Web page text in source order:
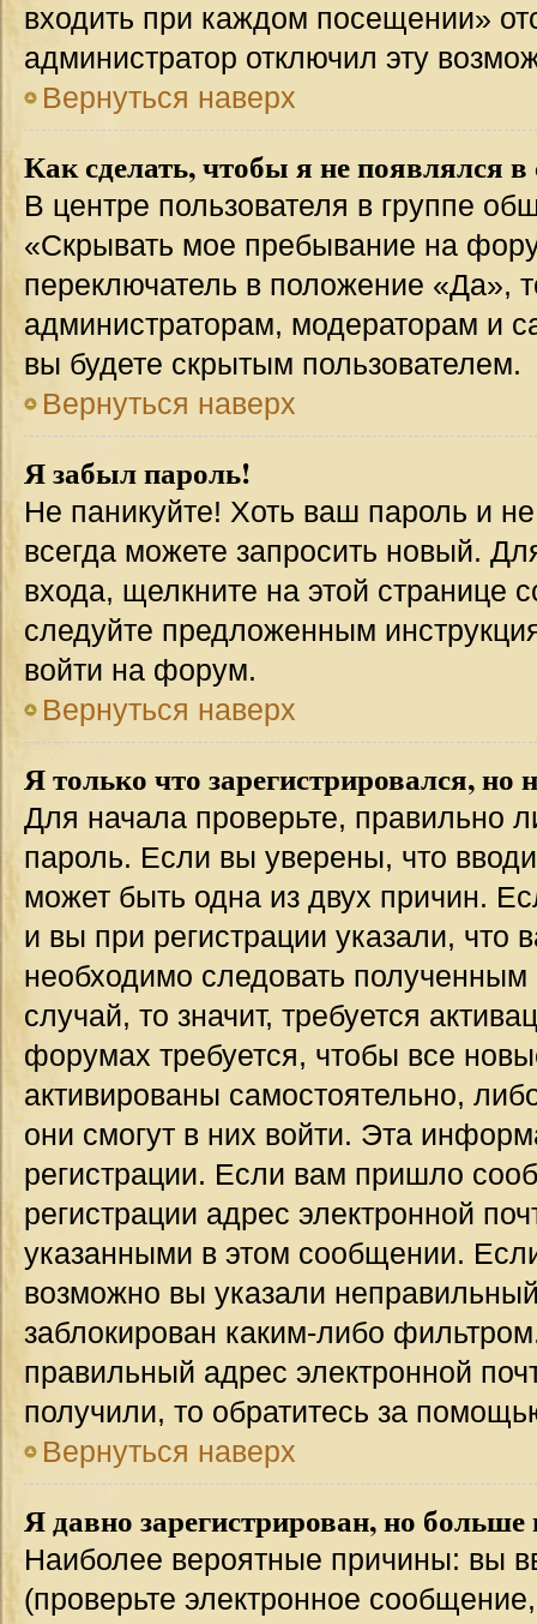
входить при каждом посещении»
администратор отключил эту
Вернуться наверх
Как сделать, чтобы я не появлялся
В центре пользователя в группе
«Скрывать мое пребывание на
переключатель в положение «Да»,
администраторам, модераторам и
вы будете скрытым пользователем.
Вернуться наверх
Я забыл пароль!
Не паникуйте! Хоть ваш пароль и
всегда можете запросить новый.
входа, щелкните на этой странице
следуйте предложенным
войти на форум.
Вернуться наверх
Я только что зарегистрировался, но
Для начала проверьте, правильно
пароль. Если вы уверены, что
может быть одна из двух причин.
и вы при регистрации указали, что
необходимо следовать
случай, то значит, требуется
форумах требуется, чтобы все
активированы самостоятельно,
они смогут в них войти. Эта
регистрации. Если вам пришло
регистрации адрес электронной
указанными в этом сообщении.
возможно вы указали
заблокирован каким-либо
правильный адрес электронной
получили, то обратитесь за
Вернуться наверх
Я давно зарегистрирован, но
Наиболее вероятные причины: вы
(проверьте электронное